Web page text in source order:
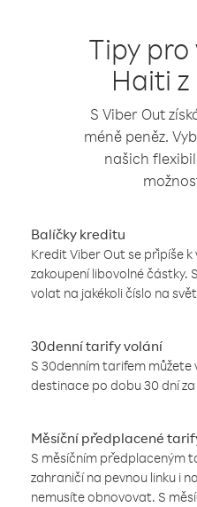
Tipy
Haiti
S Viber Out
méně peněz.
našich
Balíčky kreditu
Kredit Viber Out se připíše
zakoupení libovolné částky.
volat na jakékoli číslo na
30denní tarify volání
S 30denním tarifem
destinace po dobu 30 dní za
Měsíční předplacené
S měsíčním předplaceným
zahraničí na pevnou linku i
nemusíte obnovovat. S